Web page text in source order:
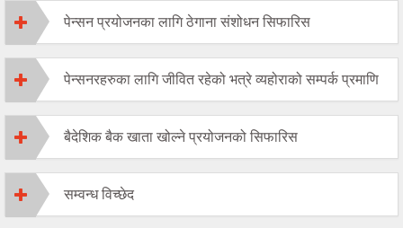
पेन्सन प्रयोजनका लागि ठेगाना संशोधन सिफारिस
पेन्सनरहरुका लागि जीवित रहेको भत्रे व्यहोराको सम्पर्क प्रमाणि
बैदेशिक बैक खाता खोल्ने प्रयोजनको सिफारिस
सम्वन्ध विच्छेद